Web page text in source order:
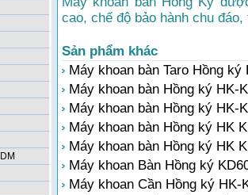
cao, chế độ bảo hành chu
Sản phẩm khác
Máy khoan bàn Taro Hồng ký
Máy khoan bàn Hồng ký HK-
Máy khoan bàn Hồng ký HK-
Máy khoan bàn Hồng ký HK
Máy khoan bàn Hồng ký HK
Máy khoan Bàn Hồng ký
Máy khoan Cần Hồng ký HK-